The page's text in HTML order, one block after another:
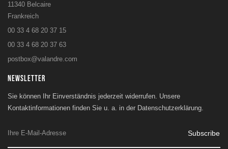
11340 Belcaire
Frankreich
00 33 4 68 20 37 15
00 33 4 68 20 37 63
postbox@valandre.com
NEWSLETTER
Sie können Ihr Einverständnis jederzeit widerrufen. Unsere
Kontaktinformationen finden Sie u. a. in der Datenschutzerklärung.
Subscribe